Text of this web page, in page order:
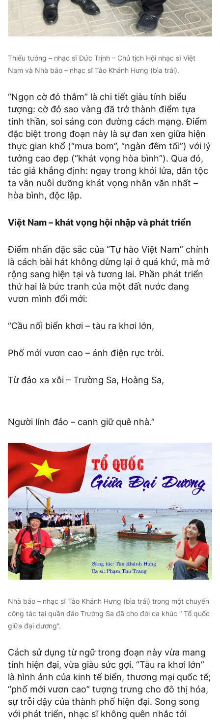
Thiếu tướng – nhạc sĩ Đức Trịnh – Chủ tịch Hội nhạc sĩ Việt
Nam và Nhà báo – nhạc sĩ Tào Khánh Hưng (bìa trái).
“Ngọn cờ đỏ thắm” là chi tiết giàu tính biểu
tượng: cờ đỏ sao vàng đã trở thành điểm tựa
tinh thần, soi sáng con đường cách mạng. Điểm
đặc biệt trong đoạn này là sự đan xen giữa hiện
thực gian khổ (“mưa bom”, “ngàn đêm tối”) với lý
tưởng cao đẹp (“khát vọng hòa bình”). Qua đó,
tác giả khẳng định: ngay trong khói lửa, dân tộc
ta vẫn nuôi dưỡng khát vọng nhân văn nhất –
hòa bình, độc lập.
Việt Nam – khát vọng hội nhập và phát triển
Điểm nhấn đặc sắc của “Tự hào Việt Nam” chính
là cách bài hát không dừng lại ở quá khứ, mà mở
rộng sang hiện tại và tương lai. Phần phát triển
thứ hai là bức tranh của một đất nước đang
vươn mình đổi mới:
“Cầu nối biển khơi – tàu ra khơi lớn,
Phố mới vươn cao – ánh điện rực trời.
Từ đảo xa xôi – Trường Sa, Hoàng Sa,
Người lính đảo – canh giữ quê nhà.”
Nhà báo – nhạc sĩ Tào Khánh Hưng (bìa trái) trong một chuyến
công tác tại quần đảo Trường Sa đã cho đời ca khúc “ Tổ quốc
giữa đại dương”.
Cách sử dụng từ ngữ trong đoạn này vừa mang
tính hiện đại, vừa giàu sức gợi. “Tàu ra khơi lớn”
là hình ảnh của kinh tế biển, thương mại quốc tế;
“phố mới vươn cao” tượng trưng cho đô thị hóa,
sự trỗi dậy của thành phố hiện đại. Song song
với phát triển, nhạc sĩ không quên nhắc tới